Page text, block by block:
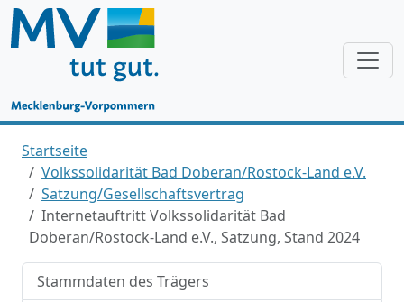
Startseite
Volkssolidarität Bad Doberan/Rostock-Land e.V.
Satzung/Gesellschaftsvertrag
Internetauftritt Volkssolidarität Bad
Doberan/Rostock-Land e.V., Satzung, Stand 2024
Stammdaten des Trägers